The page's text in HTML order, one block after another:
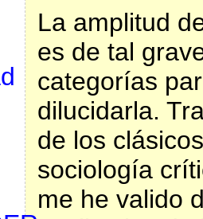
La amplitud
es de tal
categorías
dilucidarla.
de los
sociología
me he valido